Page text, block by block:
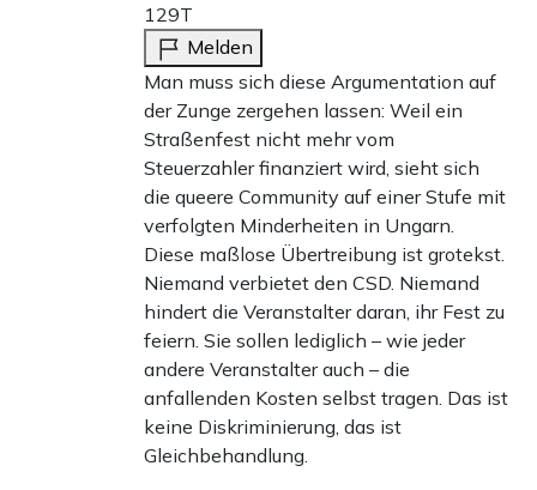
129T
Melden
Man muss sich diese Argumentation auf
der Zunge zergehen lassen: Weil ein
Straßenfest nicht mehr vom
Steuerzahler finanziert wird, sieht sich
die queere Community auf einer Stufe mit
verfolgten Minderheiten in Ungarn.
Diese maßlose Übertreibung ist grotekst.
Niemand verbietet den CSD. Niemand
hindert die Veranstalter daran, ihr Fest zu
feiern. Sie sollen lediglich – wie jeder
andere Veranstalter auch – die
anfallenden Kosten selbst tragen. Das ist
keine Diskriminierung, das ist
Gleichbehandlung.